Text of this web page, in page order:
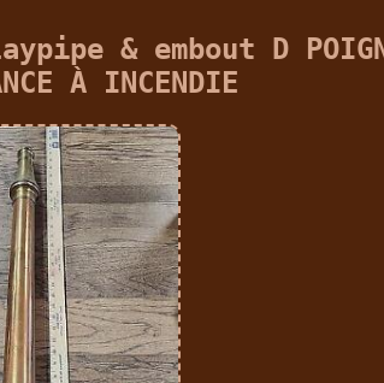
& embout D
À INCENDIE